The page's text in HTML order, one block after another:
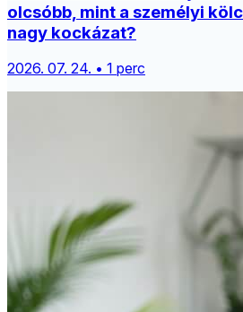
olcsóbb, mint a személyi
nagy kockázat?
2026. 07. 24. • 1 perc